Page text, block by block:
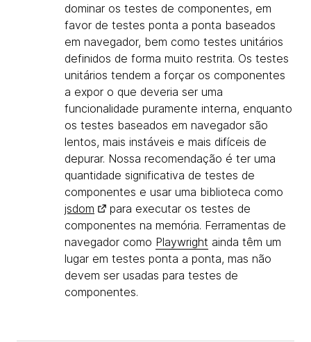
dominar os testes de componentes, em
favor de testes ponta a ponta baseados
em navegador, bem como testes unitários
definidos de forma muito restrita. Os testes
unitários tendem a forçar os componentes
a expor o que deveria ser uma
funcionalidade puramente interna, enquanto
os testes baseados em navegador são
lentos, mais instáveis e mais difíceis de
depurar. Nossa recomendação é ter uma
quantidade significativa de testes de
componentes e usar uma biblioteca como
jsdom
para executar os testes de
componentes na memória. Ferramentas de
navegador como Playwright ainda têm um
lugar em testes ponta a ponta, mas não
devem ser usadas para testes de
componentes.